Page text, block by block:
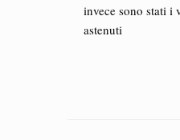
invece sono stati i
astenuti